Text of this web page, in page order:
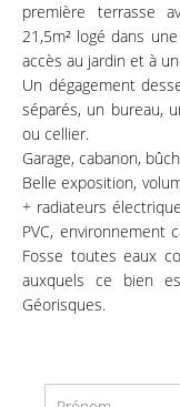
première terrasse
21,5m² logé dans
accès au jardin et à
Un dégagement
séparés, un bureau,
ou cellier.
Garage, cabanon,
Belle exposition,
+ radiateurs
PVC, environnement
Fosse toutes eaux
auxquels ce bien
Géorisques.